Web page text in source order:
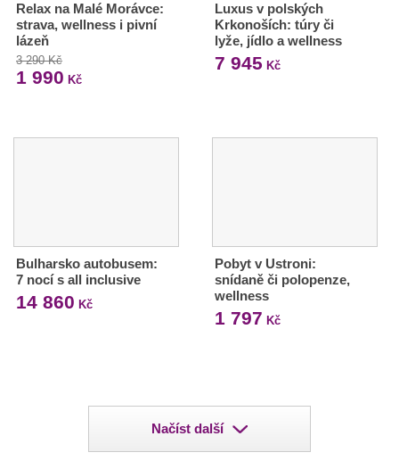
Relax na Malé Morávce:
strava, wellness i pivní
lázeň
3 290 Kč
1 990 Kč
Luxus v polských
Krkonoších: túry či
lyže, jídlo a wellness
7 945 Kč
Bulharsko autobusem:
7 nocí s all inclusive
14 860 Kč
Pobyt v Ustroni:
snídaně či polopenze,
wellness
1 797 Kč
Načíst další